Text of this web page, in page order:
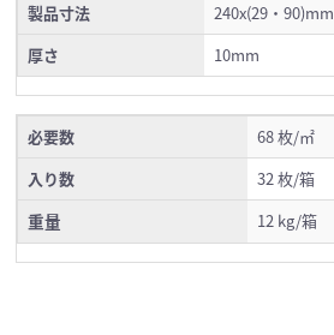
製品寸法
240x(29・90)mm
厚さ
10mm
必要数
68 枚/㎡
入り数
32 枚/箱
重量 12 kg/箱